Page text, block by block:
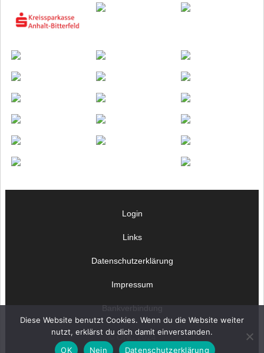
Login
Links
Datenschutzerklärung
Impressum
Bankverbindung
© OHC 2024
Diese Website benutzt Cookies. Wenn du die Website weiter
nutzt, erklärst du dich damit einverstanden.
OK
Nein Datenschutzerklärung